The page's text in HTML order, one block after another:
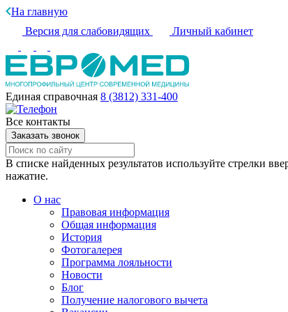
На главную
Версия для слабовидящих
Личный кабинет
Единая справочная 8 (3812) 331-400
Все контакты
Заказать звонок
В списке найденных результатов используйте стрелки
нажатие.
О нас
Правовая информация
Общая информация
История
Фотогалерея
Программа лояльности
Новости
Блог
Получение налогового вычета